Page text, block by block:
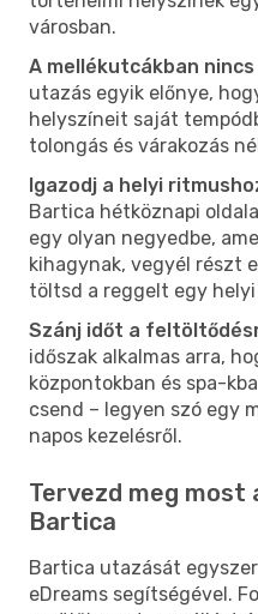
városban.
A mellékutcákban
utazás egyik előnye,
helyszíneit saját
tolongás és várakozás
Igazodj a helyi
Bartica hétköznapi
egy olyan negyedbe,
kihagynak, vegyél részt
töltsd a reggelt egy helyi
Szánj időt a
időszak alkalmas arra,
központokban és spa-
csend – legyen szó egy
napos kezelésről.
Tervezd meg most
Bartica
Bartica utazását
eDreams segítségével.